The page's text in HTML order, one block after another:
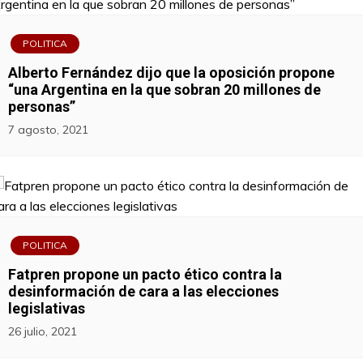
POLITICA
Alberto Fernández dijo que la oposición propone
“una Argentina en la que sobran 20 millones de
personas”
7 agosto, 2021
POLITICA
Fatpren propone un pacto ético contra la
desinformación de cara a las elecciones
legislativas
26 julio, 2021